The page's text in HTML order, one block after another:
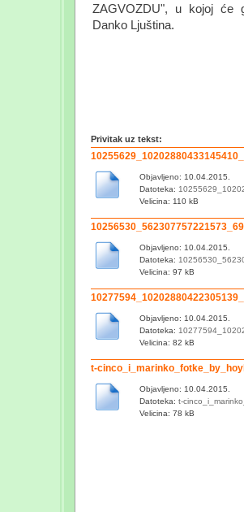
ZAGVOZDU", u kojoj će
Danko Ljuština.
Privitak uz tekst:
Objavljeno: 10.04.2015.
Datoteka:
Velicina: 110 kB
Objavljeno: 10.04.2015.
Datoteka:
Velicina: 97 kB
Objavljeno: 10.04.2015.
Datoteka:
Velicina: 82 kB
t-
Objavljeno: 10.04.2015.
Datoteka: t-
Velicina: 78 kB